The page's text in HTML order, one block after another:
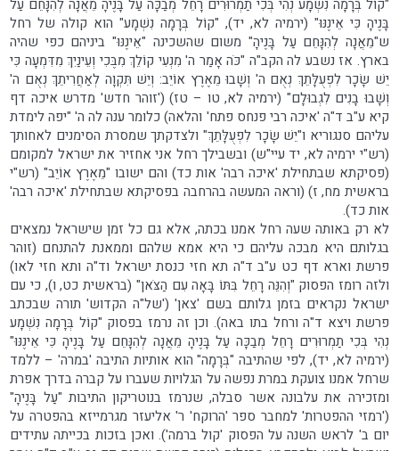
"קוֹל בְּרָמָה נִשְׁמָע נְהִי בְּכִי תַמְרוּרִים רָחֵל מְבַכָּה עַל בָּנֶיהָ מֵאֲנָה לְהִנָּחֵם עַל
בָּנֶיהָ כִּי אֵינֶנּוּ" (ירמיה לא, יד), "קוֹל בְּרָמָה נִשְׁמָע" הוא קולה של רחל
ש"מֵאֲנָה לְהִנָּחֵם עַל בָּנֶיהָ" משום שהשכינה "אֵינֶנּוּ" ביניהם כפי שהיה
בארץ. אז נשבע לה הקב"ה "כֹּה אָמַר ה' מִנְעִי קוֹלֵךְ מִבֶּכִי וְעֵינַיִךְ מִדִּמְעָה כִּי
יֵשׁ שָׂכָר לִפְעֻלָּתֵךְ נְאֻם ה' וְשָׁבוּ מֵאֶרֶץ אוֹיֵב: וְיֵשׁ תִּקְוָה לְאַחֲרִיתֵךְ נְאֻם ה'
וְשָׁבוּ בָנִים לִגְבוּלָם" (ירמיה לא, טו – טז) ('זוהר חדש' מדרש איכה דף
קיא ע"ב ד"ה 'איכה רבי פנחס פתח' והלאה) כלומר ענה לה ה' "יפה לימדת
עליהם סנגוריא ו"יֵשׁ שָׂכָר לִפְעֻלָּתֵךְ" ולצדקתך שמסרת הסימנים לאחותך
(רש"י ירמיה לא, יד עיי"ש) ובשבילך רחל אני אחזיר את ישראל למקומם
(פסיקתא שבתחילת 'איכה רבה' אות כד) והם ישובו "מֵאֶרֶץ אוֹיֵב" (רש"י
בראשית מח, ז) (וראה המעשה בהרחבה בפסיקתא שבתחילת 'איכה רבה'
אות כד).
לא רק באותה שעה רחל אמנו בכתה, אלא גם כל זמן שישראל נמצאים
בגלותם היא מבכה עליהם כי היא אמא שלהם וממאנת להתנחם (זוהר
פרשת וארא דף כט ע"ב ד"ה תא חזי כנסת ישראל וד"ה ותא חזי לאו)
ולזה רומז הפסוק "וְהִנֵּה רָחֵל בִּתּוֹ בָּאָה עִם הַצֹּאן" (בראשית כט, ו), כי עם
ישראל נקראים בזמן גלותם בשם 'צאן' ('של"ה הקדוש' תורה שבכתב
פרשת ויצא ד"ה ורחל בתו באה). וכן זה נרמז בפסוק "קוֹל בְּרָמָה נִשְׁמָע
נְהִי בְּכִי תַמְרוּרִים רָחֵל מְבַכָּה עַל בָּנֶיהָ מֵאֲנָה לְהִנָּחֵם עַל בָּנֶיהָ כִּי אֵינֶנּוּ"
(ירמיה לא, יד), לפי שהתיבה "בְּרָמָה" הוא אותיות התיבה 'במרה' – ללמד
שרחל אמנו צועקת במרת נפשה על הגלויות שעברו על קברה בדרך אפרת
ומזכירה את עלבונה אשר סבלה, שנרמז בנוטריקון התיבות "עַל בָּנֶיהָ"
('רמזי ההפטרות' למחבר ספר 'הרוקח' ר' אליעזר מגרמייזא בהפטרה על
יום ב' לראש השנה על הפסוק 'קול ברמה'). ואכן בזכות בכייתה עתידים